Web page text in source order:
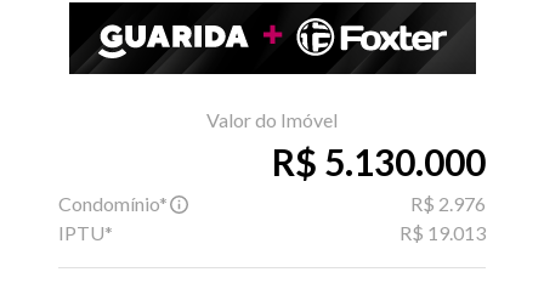
Valor do Imóvel
R$ 5.130.000
Condomínio*
R$ 2.976
IPTU*
R$ 19.013